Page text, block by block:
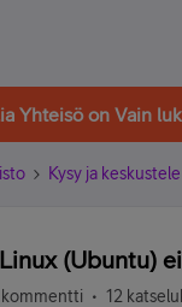
Yhteisö on Vain
Kysy ja
(Ubuntu)
kommentti 12